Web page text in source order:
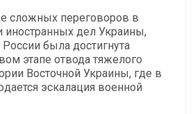
сложных переговоров в
иностранных дел Украины,
была достигнута
этапе отвода тяжелого
Восточной Украины, где в
эскалация военной